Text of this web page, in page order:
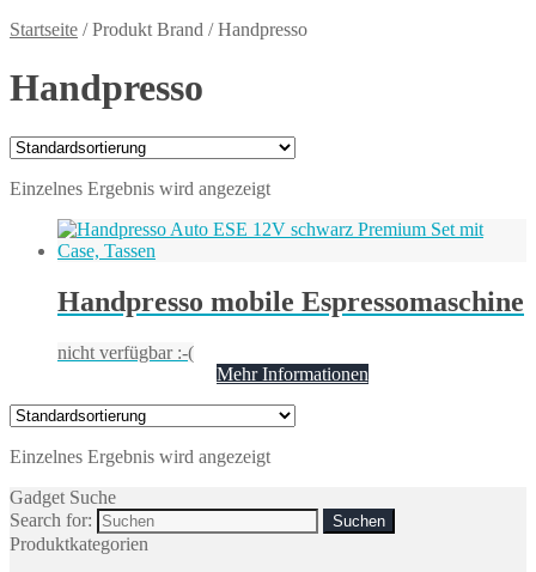
Startseite /Produkt Brand /Handpresso
Handpresso
Einzelnes Ergebnis wird angezeigt
Handpresso mobile Espressomaschine
nicht verfügbar :-(
Mehr Informationen
Einzelnes Ergebnis wird angezeigt
Gadget Suche
Search for:
Produktkategorien